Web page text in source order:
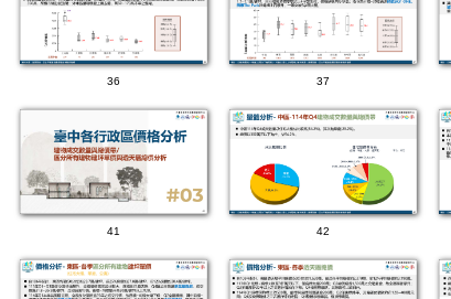
36 37
41 42